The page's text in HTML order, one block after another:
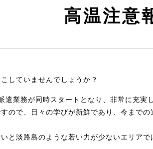
高温注意
していませんでしょうか？
業務が同時スタートとなり、非常に充実
ので、日々の学びが新鮮であり、今まで
と淡路島のような若い力が少ないエリア